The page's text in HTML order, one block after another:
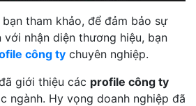
tham khảo, để đảm bảo sự
với nhận diện thương hiệu, bạn
công ty chuyên nghiệp.
giới thiệu các profile công ty
ngành. Hy vọng doanh nghiệp đã